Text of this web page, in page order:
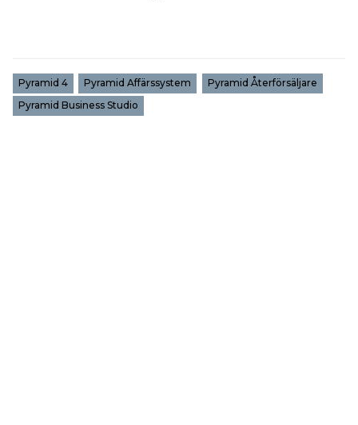
Pyramid 4 Pyramid Affärssystem
Pyramid Återförsäljare
Pyramid Business Studio